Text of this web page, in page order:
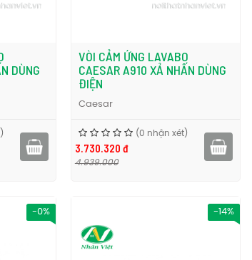
DÙNG
VÒI CẢM ỨNG LAVABO
CAESAR A910 XẢ NHẤN DÙNG
ĐIỆN
Caesar
(0 nhận xét)
3.730.320 đ
4.939.000
-0% -14%